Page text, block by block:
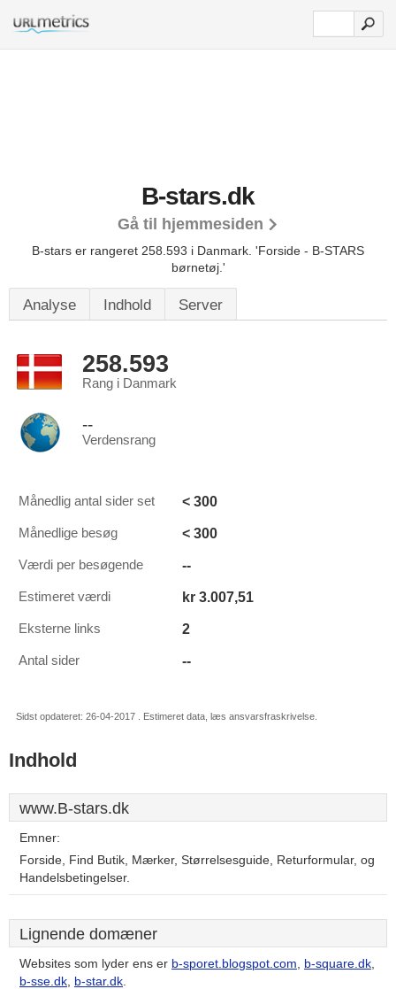
B-stars.dk
Gå til hjemmesiden
B-stars er rangeret 258.593 i Danmark. 'Forside - B-STARS
børnetøj.'
Analyse Indhold Server
258.593
Rang i Danmark
--
Verdensrang
Månedlig antal sider set < 300
Månedlige besøg < 300
Værdi per besøgende --
Estimeret værdi kr 3.007,51
Eksterne links 2
Antal sider --
Sidst opdateret: 26-04-2017 . Estimeret data, læs ansvarsfraskrivelse.
Indhold
www.B-stars.dk
Emner:
Forside, Find Butik, Mærker, Størrelsesguide, Returformular, og
Handelsbetingelser.
Lignende domæner
Websites som lyder ens er b-sporet.blogspot.com, b-square.dk,
b-sse.dk, b-star.dk.